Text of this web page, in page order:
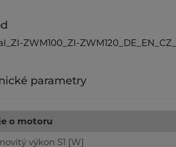
ZWM100_ZI-
parametry
o motoru
výkon S1 [W]